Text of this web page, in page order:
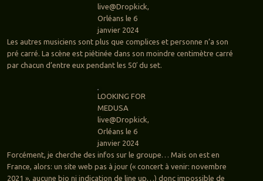
live@Dropkick,
Orléans le 6
janvier 2024
Les autres musiciens sont plus que complices et personne n’a son
pré carré. La scène est piétinée dans son moindre centimètre carré
par chacun d’entre eux pendant les 50′ du set.
LOOKING FOR
MEDUSA
live@Dropkick,
Orléans le 6
janvier 2024
Forcément, je cherche des infos sur le groupe… Mais on est en
France, alors: un site web pas à jour (« concert à venir: novembre
2021 », aucune bio ni indication de line up…) donc impossible de